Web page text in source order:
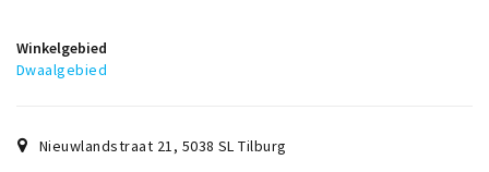
Winkelgebied
Dwaalgebied
Nieuwlandstraat 21, 5038 SL Tilburg